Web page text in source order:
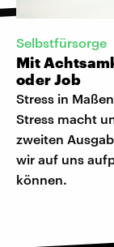
Selbstfürsorge
Mit
oder Job
Stress in
Stress macht
zweiten
wir auf uns
können.